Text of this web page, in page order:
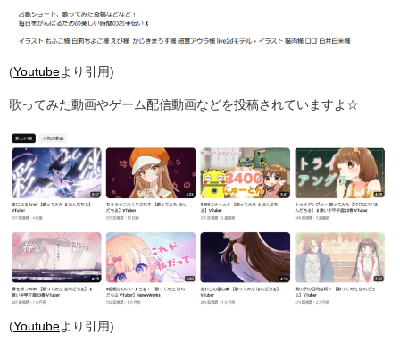
(Youtubeより引用)
歌ってみた動画やゲーム配信動画などを投稿されていますよ☆
(Youtubeより引用)